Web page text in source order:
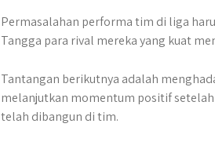
Permasalahan performa tim di liga
Tangga para rival mereka yang kuat
Tantangan berikutnya adalah
melanjutkan momentum positif
telah dibangun di tim.